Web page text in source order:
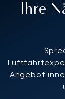
Ihre
Angebot